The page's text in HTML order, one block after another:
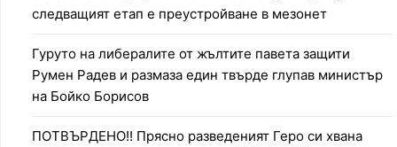
следващият етап е преустройване в мезонет
Гуруто на либералите от жълтите павета защити
Румен Радев и размаза един твърде глупав министър
на Бойко Борисов
ПОТВЪРДЕНО!! Прясно разведеният Геро си хвана